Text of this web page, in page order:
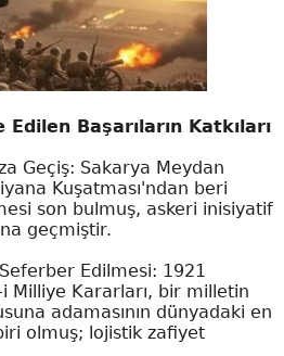
Başarıların Katkıları
Geçiş: Sakarya Meydan
Kuşatması'ndan beri
son bulmuş, askeri inisiyatif
geçmiştir.
Edilmesi: 1921
Milliye Kararları, bir milletin
adamasının dünyadaki en
olmuş; lojistik zafiyet